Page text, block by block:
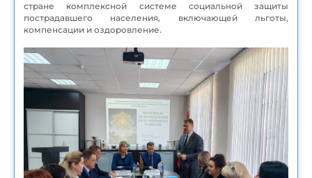
стране комплексной системе социальной защиты
пострадавшего населения, включающей льготы,
компенсации и оздоровление.